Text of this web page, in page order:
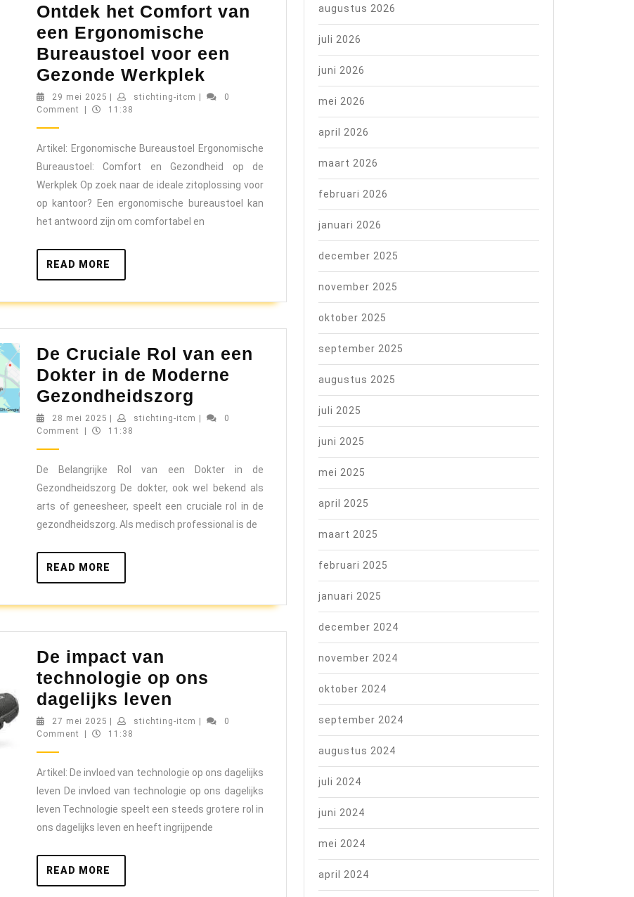
Ontdek het Comfort van
een Ergonomische
Bureaustoel voor een
Gezonde Werkplek
het
een
Ergonomische
Bureaustoel
29 mei 2025 29
mei
stichting-itcm stichting-
0
Comment
11:38
Artikel: Ergonomische Bureaustoel Ergonomische
Bureaustoel: Comfort en Gezondheid op de
Werkplek Op zoek naar de ideale zitoplossing voor
op kantoor? Een ergonomische bureaustoel kan
het antwoord zijn om comfortabel en
READ MORE
MORE
De Cruciale Rol van een
Dokter in de Moderne
Gezondheidszorg
Cruciale
een
Dokter
in
Gezondheidszorg
28 mei 2025 28
mei
| stichting-itcm stichting-
|
0
Comment
| 11:38
De Belangrijke Rol van een Dokter in de
Gezondheidszorg De dokter, ook wel bekend als
arts of geneesheer, speelt een cruciale rol in de
gezondheidszorg. Als medisch professional is de
READ MORE
MORE
De impact van
technologie op ons
dagelijks leven
impact
op
ons
dagelijks
27 mei 2025 27
mei
| stichting-itcm stichting-
|
0
Comment
| 11:38
Artikel: De invloed van technologie op ons dagelijks
leven De invloed van technologie op ons dagelijks
leven Technologie speelt een steeds grotere rol in
ons dagelijks leven en heeft ingrijpende
READ MORE
MORE
augustus 2026
juli 2026
juni 2026
mei 2026
april 2026
maart 2026
februari 2026
januari 2026
december 2025
november 2025
oktober 2025
september 2025
augustus 2025
juli 2025
juni 2025
mei 2025
april 2025
maart 2025
februari 2025
januari 2025
december 2024
november 2024
oktober 2024
september 2024
augustus 2024
juli 2024
juni 2024
mei 2024
april 2024